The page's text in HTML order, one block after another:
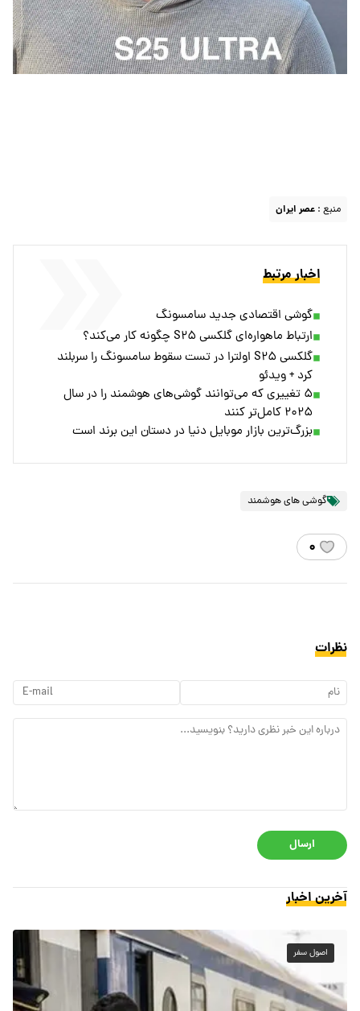
منبع : عصر ایران
اخبار مرتبط
گوشی اقتصادی جدید سامسونگ
ارتباط ماهواره‌ای گلکسی S۲۵ چگونه کار می‌کند؟
گلکسی S۲۵ اولترا در تست سقوط سامسونگ را سربلند
کرد + ویدئو
۵ تغییری که می‌توانند گوشی‌های هوشمند را در سال
۲۰۲۵ کامل‌تر کنند
بزرگ‌ترین بازار موبایل دنیا در دستان این برند است
گوشی های هوشمند
۰
نظرات
ارسال
آخرین اخبار
اصول سفر